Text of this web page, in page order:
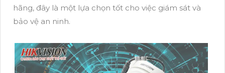
hãng, đây là một lựa chọn tốt cho việc giám sát và
bảo vệ an ninh.